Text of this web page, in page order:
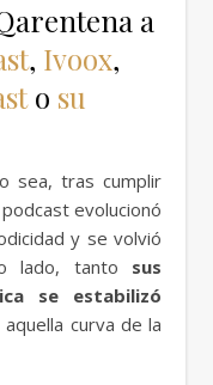
a
, Ivoox,
o su
sea, tras cumplir
evolucionó
y se volvió
lado, tanto sus
se estabilizó
curva de la